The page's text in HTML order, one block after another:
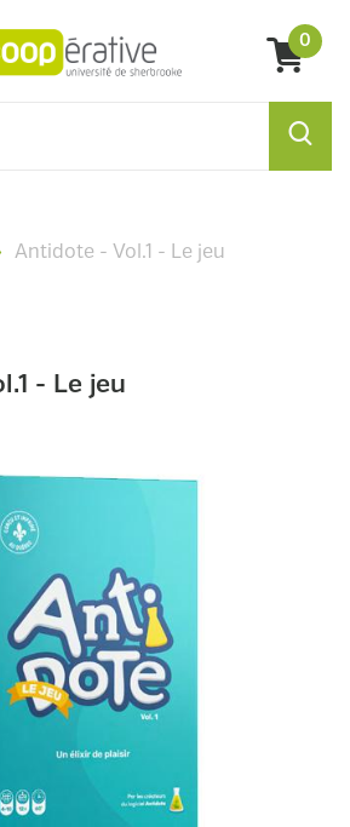
0
Antidote - Vol.1 - Le jeu
- Le jeu